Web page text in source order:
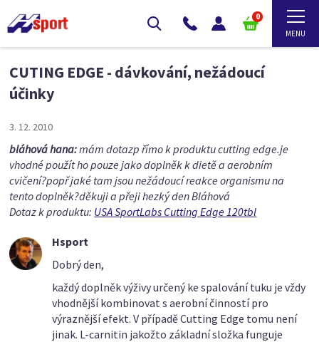
0
CUTING EDGE - dávkování, nežádoucí
účinky
3. 12. 2010
bláhová hana:mám dotazp římo k produktu cutting edge.je
vhodné použít ho pouze jako doplněk k dietě a aerobním
cvičení?popř jaké tam jsou nežádoucí reakce organismu na
tento doplněk?děkuji a přeji hezký den Bláhová
Dotaz k produktu: USA SportLabs Cutting Edge 120tbl
Hsport
Dobrý den,
každý doplněk výživy určený ke spalování tuku je vždy
vhodnější kombinovat s aerobní činností pro
výraznější efekt. V případě Cutting Edge tomu není
jinak. L-carnitin jakožto základní složka funguje